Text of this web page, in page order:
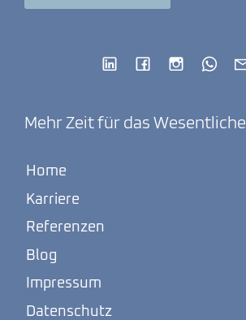
Mehr Zeit für das Wesentliche
Home
Karriere
Referenzen
Blog
Impressum
Datenschutz